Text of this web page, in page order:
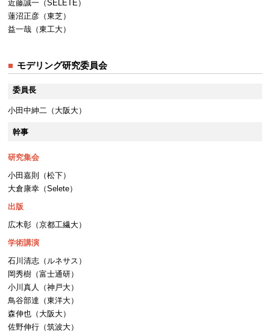
近藤誠一（SELETE）
蓮沼正彦（東芝）
益一哉（東工大）
モデリング研究委員会
委員長
小田中紳二（大阪大）
幹事
研究集会
小田嘉則（松下）
大倉康幸（Selete）
出版
広木彰（京都工繊大）
学術講演
石川清志（ルネサス）
岡秀樹（富士通研）
小川真人（神戸大）
鳥谷部達（東洋大）
森伸也（大阪大）
佐野伸行（筑波大）